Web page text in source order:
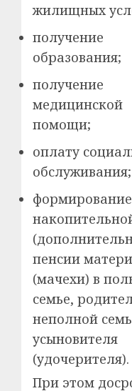
жилищных
получение
образования;
получение
медицинской
помощи;
оплату
обслуживания;
формирование
пенсии матери
(мачехи) в
семье,
неполной
усыновителя
(удочерителя).
При этом